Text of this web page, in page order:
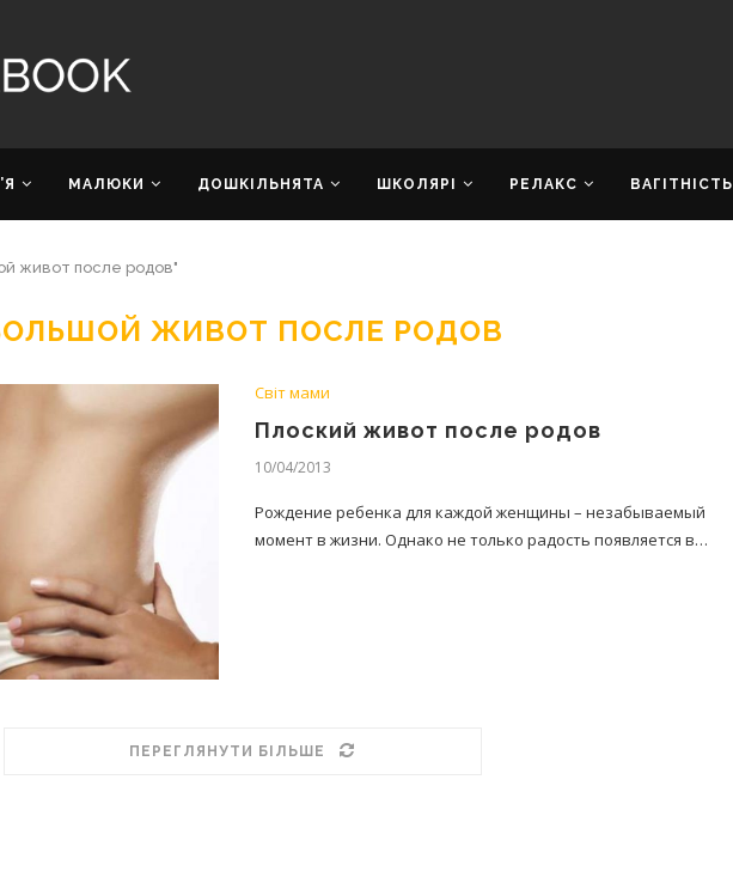
МАЛЮКИ ДОШКІЛЬНЯТА ШКОЛЯРІ РЕЛАКС ВАГІТНІСТЬ
живот после родов"
ЖИВОТ ПОСЛЕ РОДОВ
Світ мами
Плоский живот после родов
10/04/2013
Рождение ребенка для каждой женщины – незабываемый
момент в жизни. Однако не только радость появляется в…
ПЕРЕГЛЯНУТИ БІЛЬШЕ